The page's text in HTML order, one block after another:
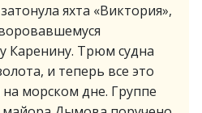
затонула яхта «Виктория»,
Каренину. Трюм судна
и теперь все это
морском дне. Группе